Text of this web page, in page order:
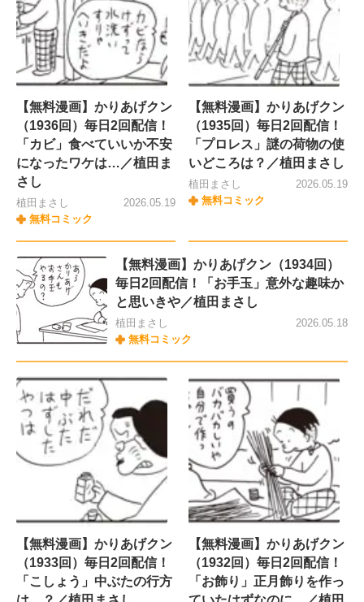
【無料漫画】かりあげクン
（1936回）毎日2回配信！
「カビ」食べていいか不安
になったワケは…／植田ま
さし
植田まさし
無料コミック
2026.05.19
【無料漫画】かりあげクン
（1935回）毎日2回配信！
「プロレス」謎の荷物の使
いどころは？／植田まさし
植田まさし
無料コミック
2026.05.19
【無料漫画】かりあげクン（1934回）
毎日2回配信！「お手玉」意外な趣味か
と思いきや／植田まさし
植田まさし
無料コミック
2026.05.18
【無料漫画】かりあげクン
（1933回）毎日2回配信！
「こしょう」中ぶたの行方
【無料漫画】かりあげクン
（1932回）毎日2回配信！
「お飾り」正月飾りを作っ